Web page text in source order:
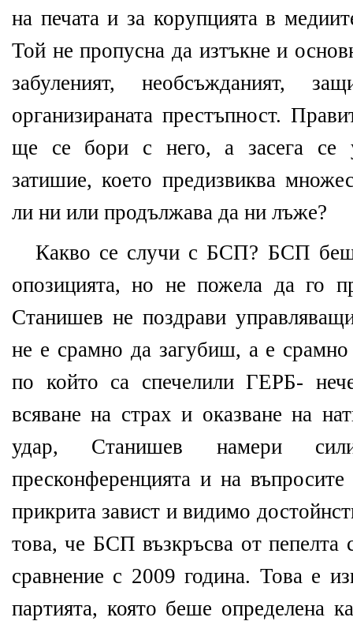
на печата и за корупцията в
Той не пропусна да изтъкне и
забуленият, необсъжданият,
организираната престъпност.
ще се бори с него, а засега се
затишие, което предизвиква
ли ни или продължава да ни лъже?
Какво се случи с БСП? БСП
опозицията, но не пожела да го
Станишев не поздрави
не е срамно да загубиш, а е
по който са спечелили ГЕРБ-
всяване на страх и оказване на
удар, Станишев намери
пресконференцията и на
прикрита завист и видимо
това, че БСП възкръсва от пепелта
сравнение с 2009 година. Това е
партията, която беше определена